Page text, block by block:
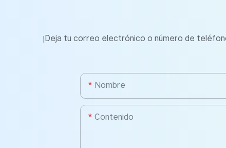
¡Deja tu correo electrónico o número de
Nombre
Contenido